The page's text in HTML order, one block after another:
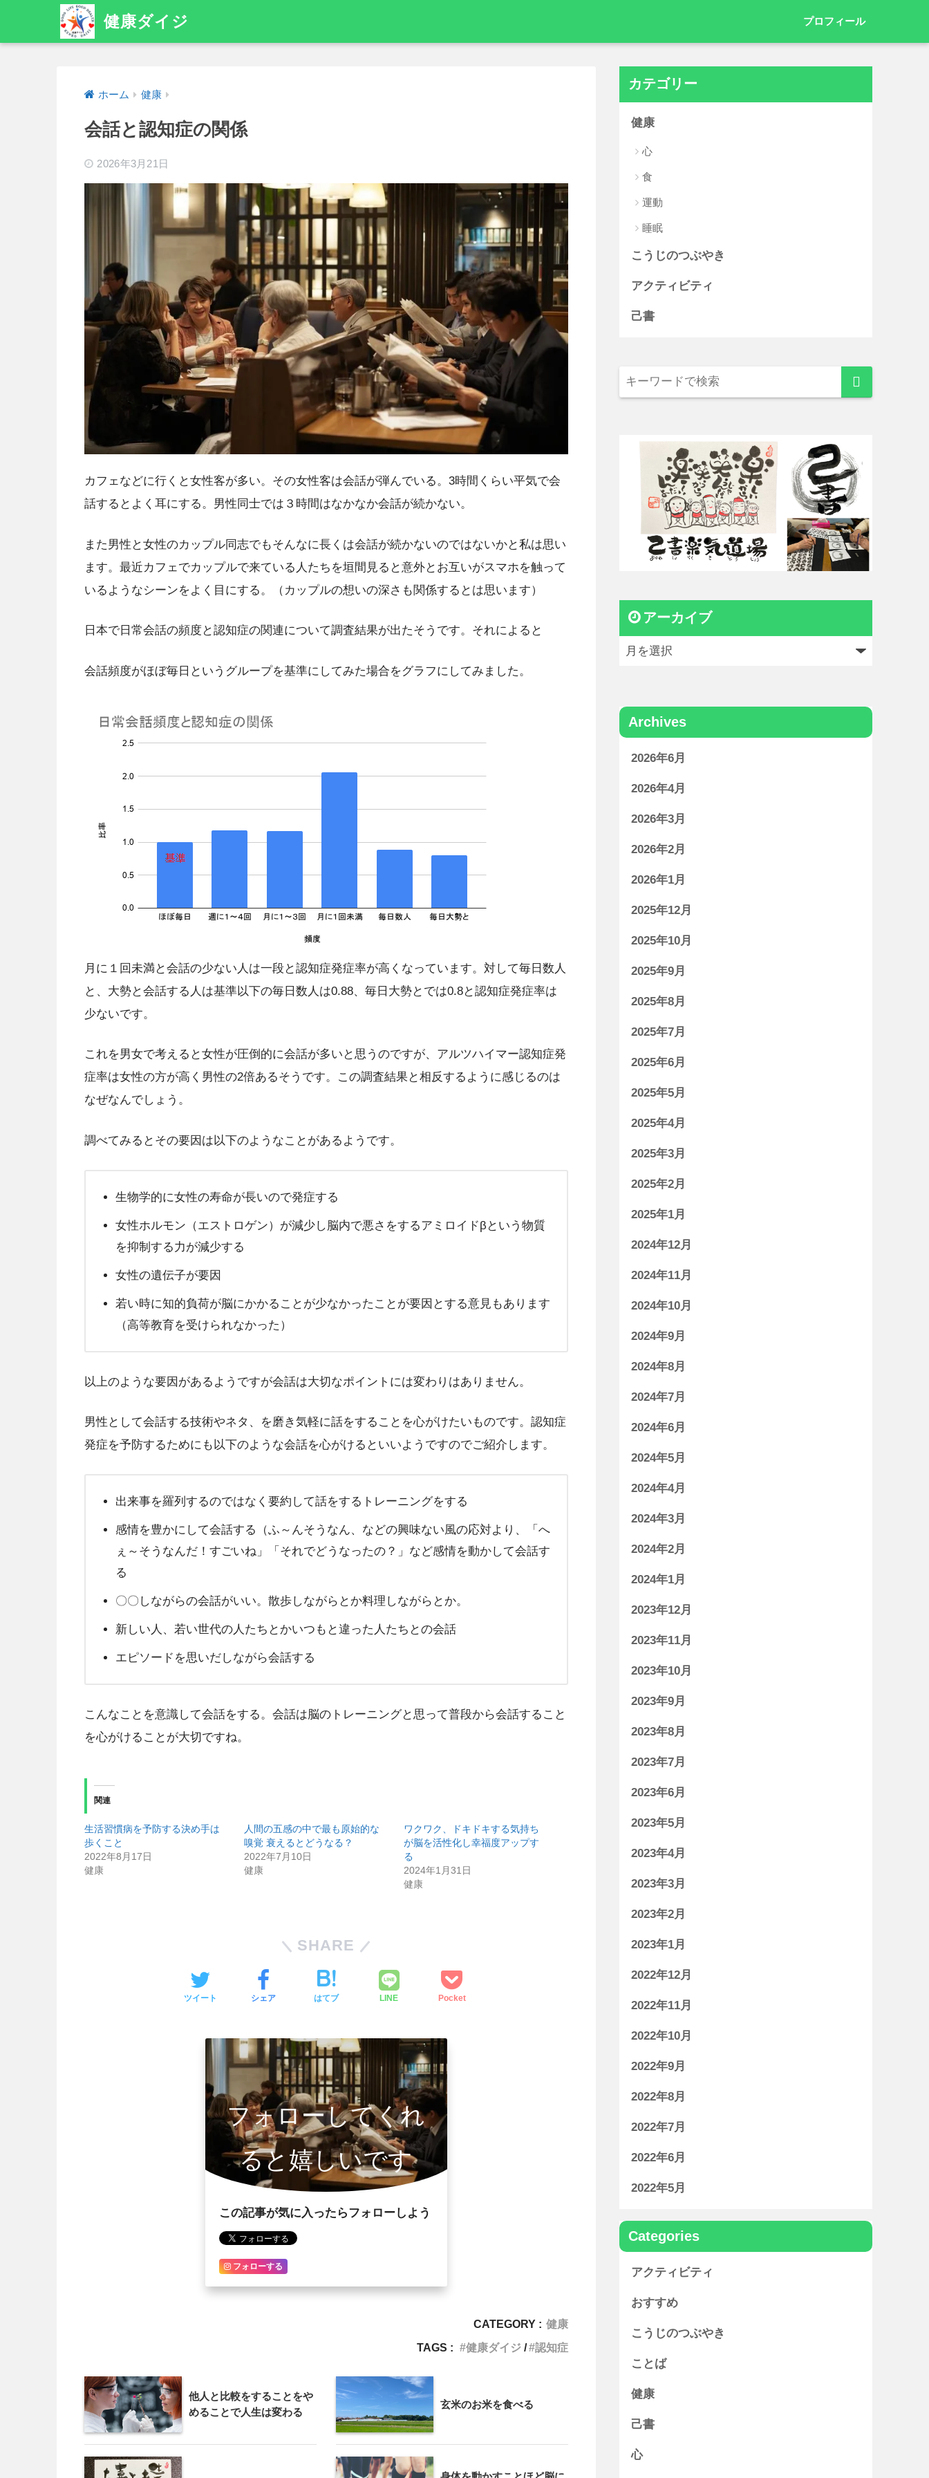
健康ダイジ プロフィール
ホーム 健康
会話と認知症の関係
2026年3月21日
カフェなどに行くと女性客が多い。その女性客は会話が弾んでいる。3時間くらい平気で会
話するとよく耳にする。男性同士では３時間はなかなか会話が続かない。
また男性と女性のカップル同志でもそんなに長くは会話が続かないのではないかと私は思い
ます。最近カフェでカップルで来ている人たちを垣間見ると意外とお互いがスマホを触って
いるようなシーンをよく目にする。（カップルの想いの深さも関係するとは思います）
日本で日常会話の頻度と認知症の関連について調査結果が出たそうです。それによると
会話頻度がほぼ毎日というグループを基準にしてみた場合をグラフにしてみました。
月に１回未満と会話の少ない人は一段と認知症発症率が高くなっています。対して毎日数人
と、大勢と会話する人は基準以下の毎日数人は0.88、毎日大勢とでは0.8と認知症発症率は
少ないです。
これを男女で考えると女性が圧倒的に会話が多いと思うのですが、アルツハイマー認知症発
症率は女性の方が高く男性の2倍あるそうです。この調査結果と相反するように感じるのは
なぜなんでしょう。
調べてみるとその要因は以下のようなことがあるようです。
生物学的に女性の寿命が長いので発症する
女性ホルモン（エストロゲン）が減少し脳内で悪さをするアミロイドβという物質
を抑制する力が減少する
女性の遺伝子が要因
若い時に知的負荷が脳にかかることが少なかったことが要因とする意見もあります
（高等教育を受けられなかった）
以上のような要因があるようですが会話は大切なポイントには変わりはありません。
男性として会話する技術やネタ、を磨き気軽に話をすることを心がけたいものです。認知症
発症を予防するためにも以下のような会話を心がけるといいようですのでご紹介します。
出来事を羅列するのではなく要約して話をするトレーニングをする
感情を豊かにして会話する（ふ～んそうなん、などの興味ない風の応対より、「へ
ぇ～そうなんだ！すごいね」「それでどうなったの？」など感情を動かして会話す
る
〇〇しながらの会話がいい。散歩しながらとか料理しながらとか。
新しい人、若い世代の人たちとかいつもと違った人たちとの会話
エピソードを思いだしながら会話する
こんなことを意識して会話をする。会話は脳のトレーニングと思って普段から会話すること
を心がけることが大切ですね。
関連
生活習慣病を予防する決め手は
歩くこと
2022年8月17日
健康
人間の五感の中で最も原始的な
嗅覚 衰えるとどうなる？
2022年7月10日
健康
ワクワク、ドキドキする気持ち
が脳を活性化し幸福度アップす
る
2024年1月31日
健康
SHARE
ツイート シェア はてブ LINE Pocket
フォローしてくれ
ると嬉しいです
この記事が気に入ったらフォローしよう
フォローする
CATEGORY : 健康
TAGS :
健康ダイジ 認知症
他人と比較をすることをや
めることで人生は変わる
玄米のお米を食べる
カテゴリー
健康
心
食
運動
睡眠
こうじのつぶやき
アクティビティ
己書
アーカイブ
Archives
2026年6月
2026年4月
2026年3月
2026年2月
2026年1月
2025年12月
2025年10月
2025年9月
2025年8月
2025年7月
2025年6月
2025年5月
2025年4月
2025年3月
2025年2月
2025年1月
2024年12月
2024年11月
2024年10月
2024年9月
2024年8月
2024年7月
2024年6月
2024年5月
2024年4月
2024年3月
2024年2月
2024年1月
2023年12月
2023年11月
2023年10月
2023年9月
2023年8月
2023年7月
2023年6月
2023年5月
2023年4月
2023年3月
2023年2月
2023年1月
2022年12月
2022年11月
2022年10月
2022年9月
2022年8月
2022年7月
2022年6月
2022年5月
Categories
アクティビティ
おすすめ
こうじのつぶやき
ことば
健康
己書
心